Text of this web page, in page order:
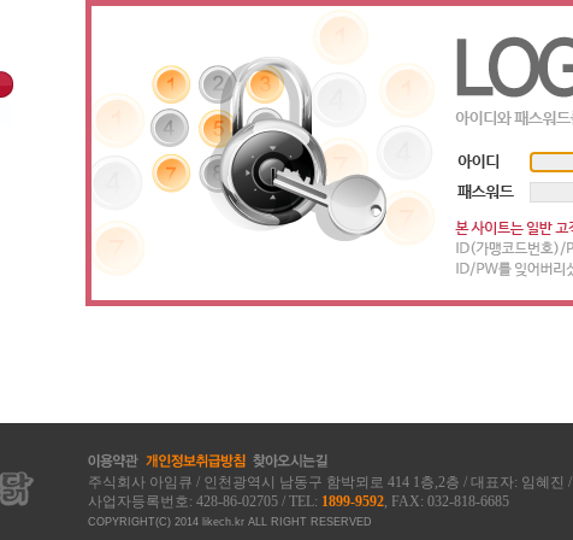
주식회사 아임큐 / 인천광역시 남동구 함박뫼로 414 1층,2층 / 대표자: 임혜진 /
사업자등록번호: 428-86-02705 / TEL: 1899-9592, FAX: 032-818-6685
COPYRIGHT(C) 2014 likech.kr ALL RIGHT RESERVED